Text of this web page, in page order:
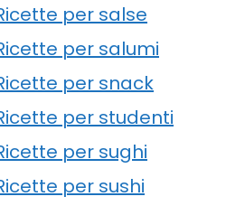
per salse
per salumi
per snack
per studenti
per sughi
per sushi